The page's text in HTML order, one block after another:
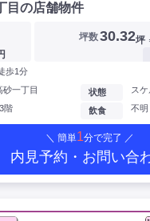
目の店舗物件
坪数30.32坪
歩1分
砂一丁目
階
状態 ス
飲食 不明
＼ 簡単1分で完了 ／
内見予約・お問い合